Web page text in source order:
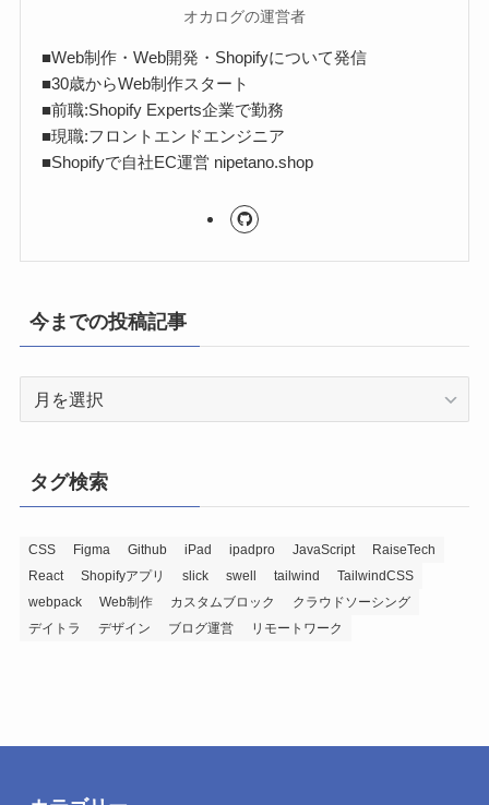
オカログの運営者
■Web制作・Web開発・Shopifyについて発信
■30歳からWeb制作スタート
■前職:Shopify Experts企業で勤務
■現職:フロントエンドエンジニア
■Shopifyで自社EC運営 nipetano.shop
今までの投稿記事
投
記
事
タグ検索
CSS Figma Github iPad ipadpro JavaScript
RaiseTech
React
Shopifyアプリ slick swell tailwind
TailwindCSS
webpack
Web制作 カスタムブロック
クラウドソーシング
デイトラ
デザイン ブログ運営 リモートワーク